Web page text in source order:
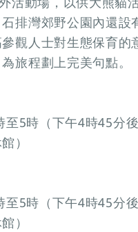
排灣郊野公園內還設
觀人士對生態保育的
旅程劃上完美句點。
5時（下午4時45分
）
5時（下午4時45分
）